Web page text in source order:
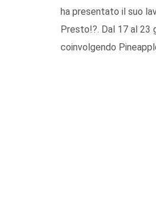
ha presentato il suo
Presto!?. Dal 17 al 23
coinvolgendo